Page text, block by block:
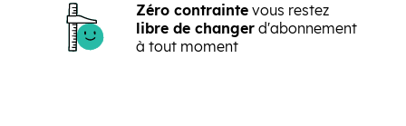
Zéro contrainte vous restez
libre de changer d'abonnement
à tout moment